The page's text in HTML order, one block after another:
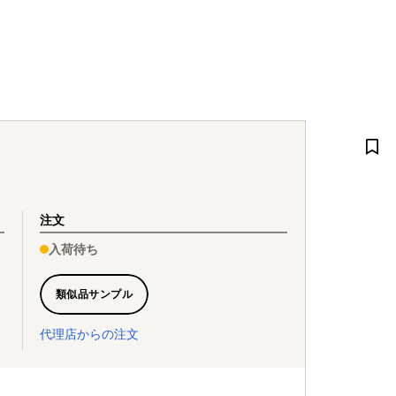
注文
入荷待ち
類似品サンプル
代理店からの注文